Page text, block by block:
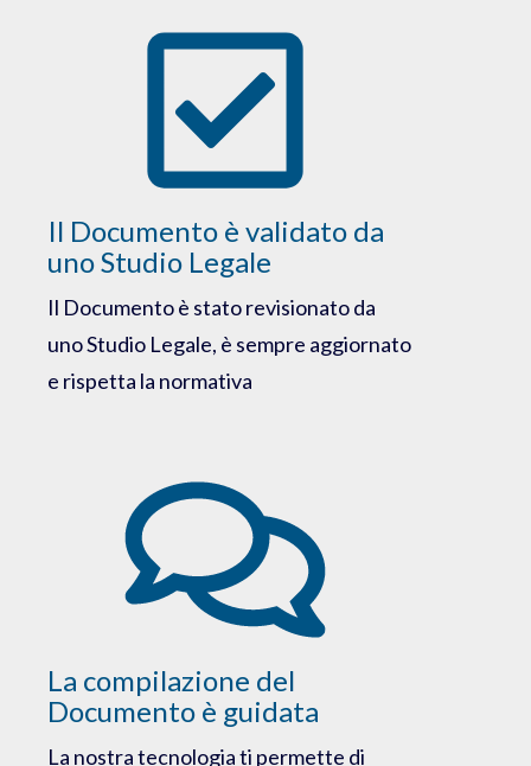
Il Documento è validato da
uno Studio Legale
Il Documento è stato revisionato da
uno Studio Legale, è sempre aggiornato
e rispetta la normativa
La compilazione del
Documento è guidata
La nostra tecnologia ti permette di